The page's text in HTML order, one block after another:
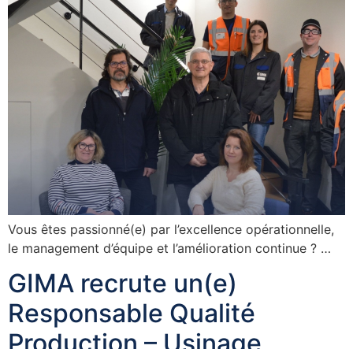
Vous êtes passionné(e) par l’excellence opérationnelle,
le management d’équipe et l’amélioration continue ? …
GIMA recrute un(e)
Responsable Qualité